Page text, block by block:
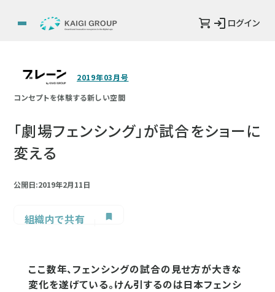
ログイン
2019年03月号
コンセプトを体験する新しい空間
「劇場フェンシング」が試合をショーに
変える
公開日:2019年2月11日
組織内で共有
ここ数年、フェンシングの試合の見せ方が大きな
変化を遂げている。けん引するのは日本フェンシ